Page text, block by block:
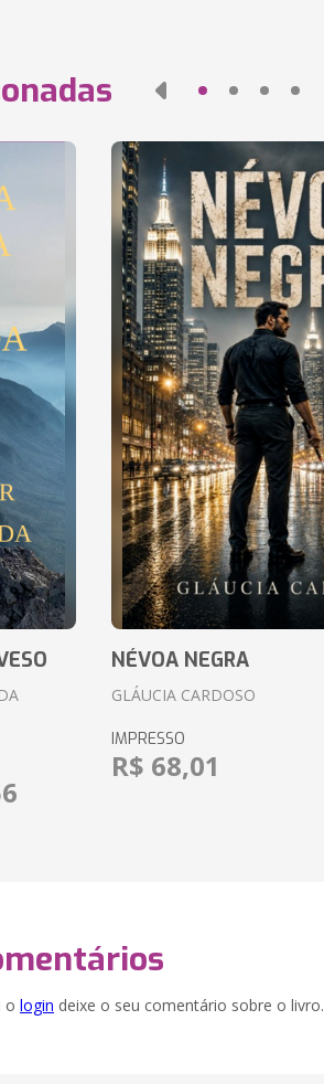
NÉVOA NEGRA
GLÁUCIA CARDOSO
IMPRESSO
R$ 68,01
o login deixe o seu comentário sobre o livro.